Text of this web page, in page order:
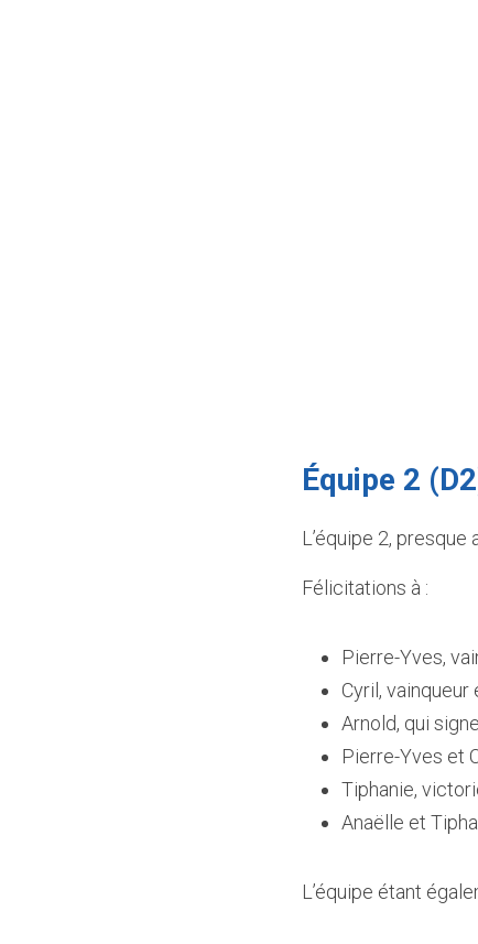
Équipe 2
L’équipe 2,
Félicitations à :
Pierre-Yves,
Cyril, vainqueur
Arnold, qui
Pierre-Yves et
Tiphanie,
Anaëlle et
L’équipe étant